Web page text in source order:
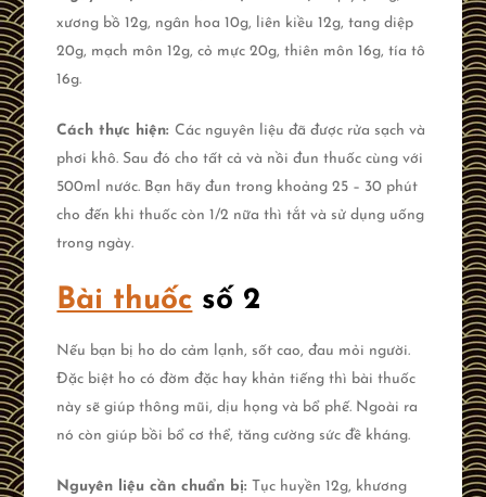
xương bồ 12g, ngân hoa 10g, liên kiều 12g, tang diệp
20g, mạch môn 12g, cỏ mực 20g, thiên môn 16g, tía tô
16g.
Cách thực hiện: Các nguyên liệu đã được rửa sạch và
phơi khô. Sau đó cho tất cả và nồi đun thuốc cùng với
500ml nước. Bạn hãy đun trong khoảng 25 – 30 phút
cho đến khi thuốc còn 1/2 nữa thì tắt và sử dụng uống
trong ngày.
Bài thuốc số 2
Nếu bạn bị ho do cảm lạnh, sốt cao, đau mỏi người.
Đặc biệt ho có đờm đặc hay khản tiếng thì bài thuốc
này sẽ giúp thông mũi, dịu họng và bổ phế. Ngoài ra
nó còn giúp bồi bổ cơ thể, tăng cường sức đề kháng.
Nguyên liệu cần chuẩn bị: Tục huyền 12g, khương